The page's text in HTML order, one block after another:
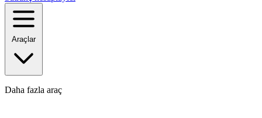
Araçlar
Daha fazla araç